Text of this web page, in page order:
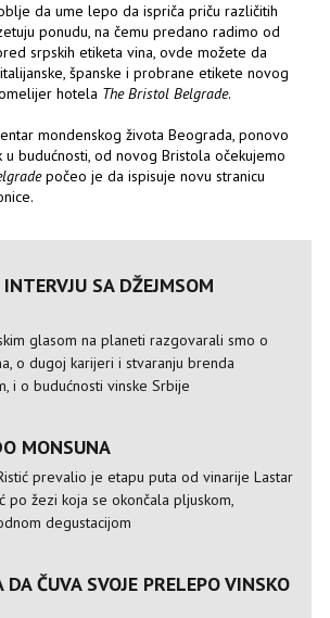
da ume lepo da ispriča priču različitih
ponudu, na čemu predano radimo od
srpskih etiketa vina, ovde možete da
španske i probrane etikete novog
hotela The Bristol Belgrade.
mondenskog života Beograda, ponovo
u budućnosti, od novog Bristola očekujemo
počeo je da ispisuje novu stranicu
SA DŽEJMSOM
glasom na planeti razgovarali smo o
o dugoj karijeri i stvaranju brenda
i o budućnosti vinske Srbije
MONSUNA
prevalio je etapu puta od vinarije Lastar
po žezi koja se okončala pljuskom,
degustacijom
DA ČUVA SVOJE PRELEPO VINSKO